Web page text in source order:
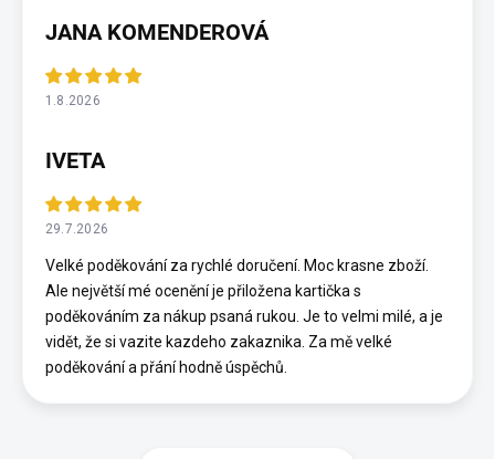
JANA KOMENDEROVÁ
1.8.2026
IVETA
29.7.2026
Velké poděkování za rychlé doručení. Moc krasne zboží.
Ale největší mé ocenění je přiložena kartička s
poděkováním za nákup psaná rukou. Je to velmi milé, a je
vidět, že si vazite kazdeho zakaznika. Za mě velké
poděkování a přání hodně úspěchů.